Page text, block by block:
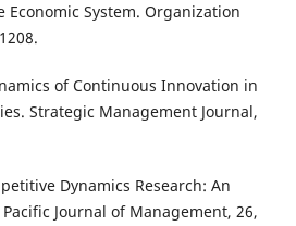
Economic System. Organization
of Continuous Innovation in
Strategic Management Journal,
Dynamics Research: An
Journal of Management, 26,